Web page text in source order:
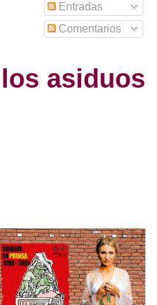
Entradas
Comentarios
los asiduos